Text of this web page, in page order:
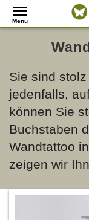
Menü
Sie sind
jedenfalls,
können Sie
Buchstaben
Wandtattoo
zeigen wir